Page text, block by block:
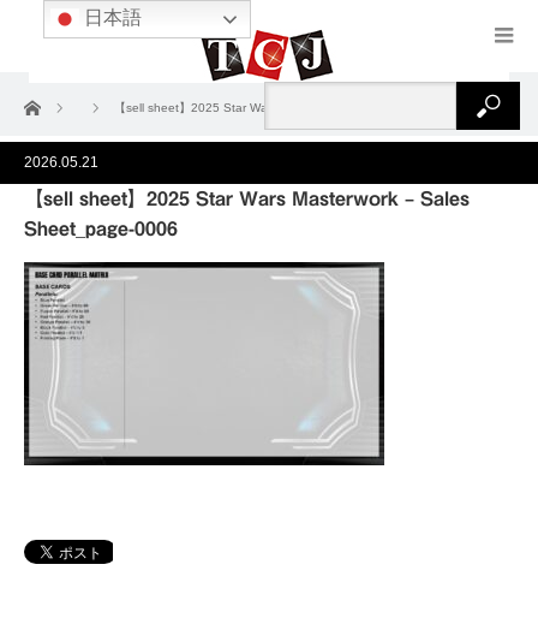
ホーム 【sell sheet】2025 Star Wars Masterwork – Sales Sheet_page-0006
2026.05.21
【sell sheet】2025 Star Wars Masterwork – Sales
Sheet_page-0006
日本語